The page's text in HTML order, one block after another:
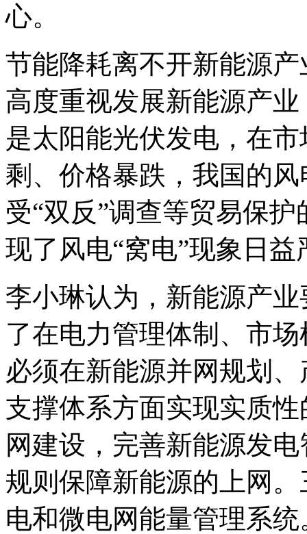
心。
节能降耗离不开新能源
高度重视发展新能源产
是太阳能光伏发电，在
剩、价格暴跌，我国的
受“双反”调查等贸易保
现了风电“窝电”现象日
李小琳认为，新能源产
了在电力管理体制、市
必须在新能源并网规划
支撑体系方面实现实质
网建设，完善新能源发
规则保障新能源的上网
电和微电网能量管理系